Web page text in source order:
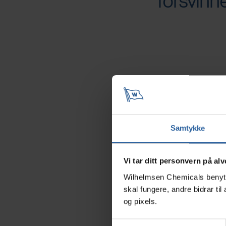
Samtykke
Vi tar ditt personvern på
Wilhelmsen Chemicals
skal fungere, andre bidrar til
og pixels.
fjerner salt,
sommeren
som like
En god
tensider